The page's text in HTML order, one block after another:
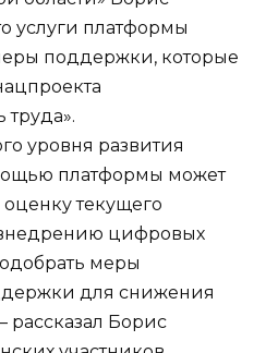
услуги платформы
поддержки, которые
труда».
уровня развития
платформы может
текущего
цифровых
меры
для снижения
рассказал Борис